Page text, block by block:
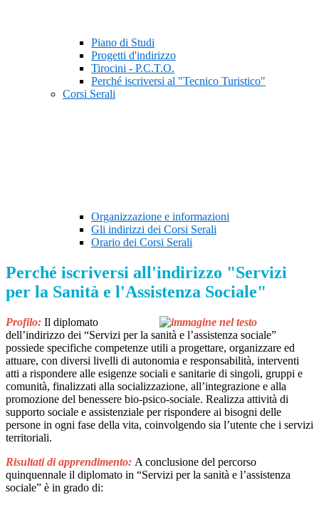
Piano di Studi
Progetti d'indirizzo
Tirocini - P.C.T.O.
Perché iscriversi al "Tecnico Turistico"
Corsi Serali
Organizzazione e informazioni
Gli indirizzi dei Corsi Serali
Orario dei Corsi Serali
Perché iscriversi all'indirizzo "Servizi
per la Sanità e l'Assistenza Sociale"
Profilo: Il diplomato
dell’indirizzo dei “Servizi per la sanità e l’assistenza sociale”
possiede specifiche competenze utili a progettare, organizzare ed
attuare, con diversi livelli di autonomia e responsabilità, interventi
atti a rispondere alle esigenze sociali e sanitarie di singoli, gruppi e
comunità, finalizzati alla socializzazione, all’integrazione e alla
promozione del benessere bio-psico-sociale. Realizza attività di
supporto sociale e assistenziale per rispondere ai bisogni delle
persone in ogni fase della vita, coinvolgendo sia l’utente che i servizi
territoriali.
Risultati di apprendimento: A conclusione del percorso
quinquennale il diplomato in “Servizi per la sanità e l’assistenza
sociale” è in grado di: